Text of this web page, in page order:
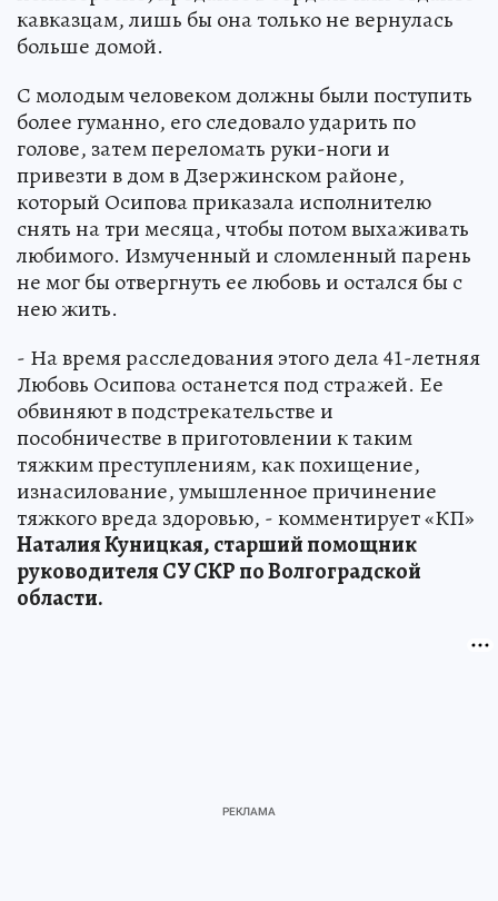
кавказцам, лишь бы она только не вернулась
больше домой.
С молодым человеком должны были поступить
более гуманно, его следовало ударить по
голове, затем переломать руки-ноги и
привезти в дом в Дзержинском районе,
который Осипова приказала исполнителю
снять на три месяца, чтобы потом выхаживать
любимого. Измученный и сломленный парень
не мог бы отвергнуть ее любовь и остался бы с
нею жить.
- На время расследования этого дела 41-летняя
Любовь Осипова останется под стражей. Ее
обвиняют в подстрекательстве и
пособничестве в приготовлении к таким
тяжким преступлениям, как похищение,
изнасилование, умышленное причинение
тяжкого вреда здоровью, - комментирует «КП»
Наталия Куницкая, старший помощник
руководителя СУ СКР по Волгоградской
области.